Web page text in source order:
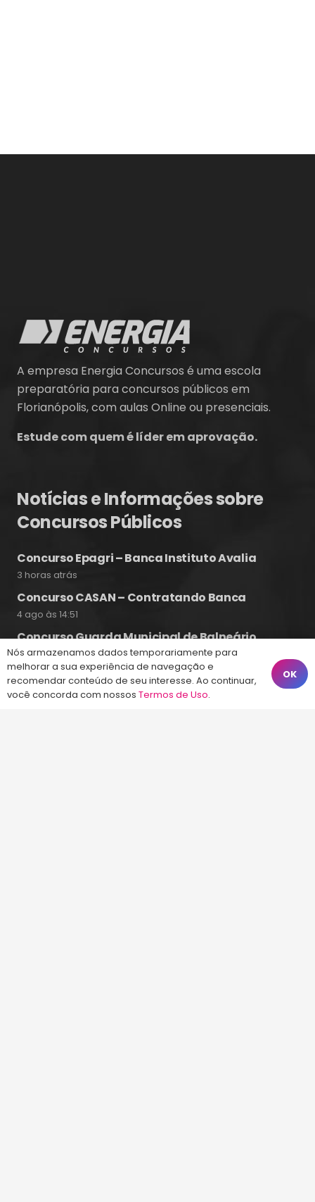
A empresa Energia Concursos é uma escola
preparatória para concursos públicos em
Florianópolis, com aulas Online ou presenciais.
Estude com quem é líder em aprovação.
Notícias e Informações sobre
Concursos Públicos
Concurso Epagri – Banca Instituto Avalia
3 horas atrás
Concurso CASAN – Contratando Banca
4 ago às 14:51
Concurso Guarda Municipal de Balneário
Camboriú 2026
4 ago às 10:17
Nós armazenamos dados temporariamente para
melhorar a sua experiência de navegação e
recomendar conteúdo de seu interesse. Ao continuar,
você concorda com nossos Termos de Uso.
OK